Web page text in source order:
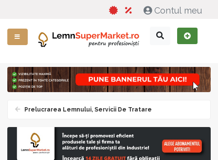
Contul meu
Prelucrarea Lemnului, Servicii De Tratare